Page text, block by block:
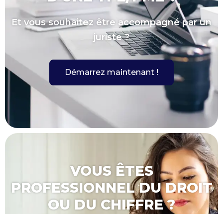
Et vous souhaitez être accompagné par un
juriste ?
Démarrez maintenant !
VOUS ÊTES
PROFESSIONNEL DU DROIT
OU DU CHIFFRE ?